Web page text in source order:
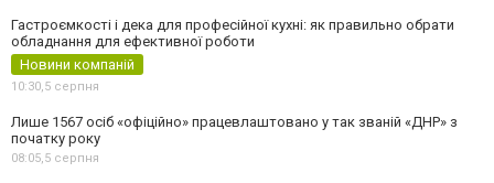
Гастроємкості і дека для професійної кухні: як правильно обрати
обладнання для ефективної роботи
Новини компаній
10:30,5 серпня
Лише 1567 осіб «офіційно» працевлаштовано у так званій «ДНР» з
початку року
08:05,5 серпня